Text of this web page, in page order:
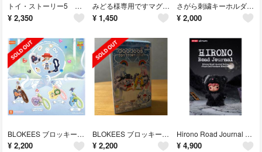
トイ・ストーリー5 ブリキ缶入りシール&メモコレクション
¥ 2,350
みどる様専用ですマグネットコレクション とたけけミュージック どうぶつの森
¥ 1,450
さがら刺繍キーホルダーコレクション どうぶつの森
¥ 2,000
BLOKEES ブロッキーズ TOY STORY トイ・ストーリー daadoos Art01 ハートフルプレイタイム
¥ 2,200
BLOKEES ブロッキーズ TOY STORY トイ・ストーリー daadoos Art01 ハートフルプレイタイム
¥ 2,200
Hirono Road Journal シリーズぬいぐるみ ペンダント
¥ 4,900